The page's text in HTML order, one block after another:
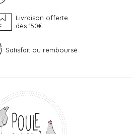
Livraison offerte
dès 150€
Satisfait ou remboursé